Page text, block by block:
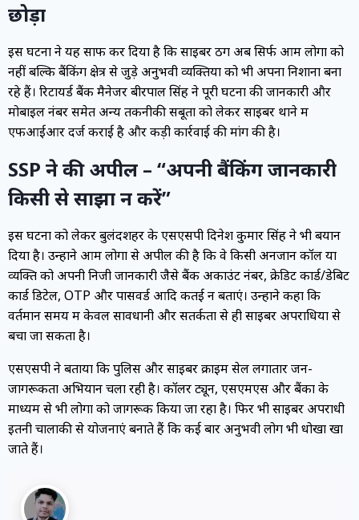
छोड़ा
इस घटना ने यह साफ कर दिया है कि साइबर ठग अब सिर्फ आम लोगों को
नहीं बल्कि बैंकिंग क्षेत्र से जुड़े अनुभवी व्यक्तियों को भी अपना निशाना बना
रहे हैं। रिटायर्ड बैंक मैनेजर बीरपाल सिंह ने पूरी घटना की जानकारी और
मोबाइल नंबर समेत अन्य तकनीकी सबूतों को लेकर साइबर थाने में
एफआईआर दर्ज कराई है और कड़ी कार्रवाई की मांग की है।
SSP ने की अपील – “अपनी बैंकिंग जानकारी
किसी से साझा न करें”
इस घटना को लेकर बुलंदशहर के एसएसपी दिनेश कुमार सिंह ने भी बयान
दिया है। उन्होंने आम लोगों से अपील की है कि वे किसी अनजान कॉल या
व्यक्ति को अपनी निजी जानकारी जैसे बैंक अकाउंट नंबर, क्रेडिट कार्ड/डेबिट
कार्ड डिटेल, OTP और पासवर्ड आदि कतई न बताएं। उन्होंने कहा कि
वर्तमान समय में केवल सावधानी और सतर्कता से ही साइबर अपराधियों से
बचा जा सकता है।
एसएसपी ने बताया कि पुलिस और साइबर क्राइम सेल लगातार जन-
जागरूकता अभियान चला रही है। कॉलर ट्यून, एसएमएस और बैंकों के
माध्यम से भी लोगों को जागरूक किया जा रहा है। फिर भी साइबर अपराधी
इतनी चालाकी से योजनाएं बनाते हैं कि कई बार अनुभवी लोग भी धोखा खा
जाते हैं।